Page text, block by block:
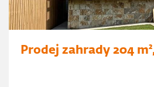
Prodej zahrady 204